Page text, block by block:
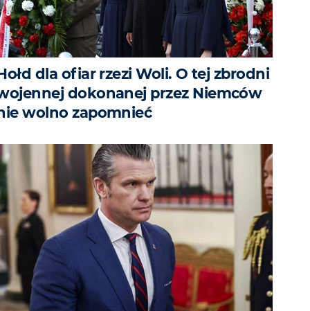
dla ofiar rzezi Woli. O tej zbrodni
dokonanej przez Niemców
wolno zapomnieć